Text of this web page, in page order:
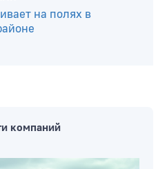
профилактическая
стартовала в